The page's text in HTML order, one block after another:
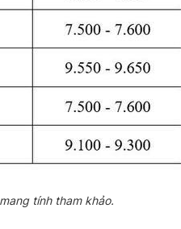
tính tham khảo.